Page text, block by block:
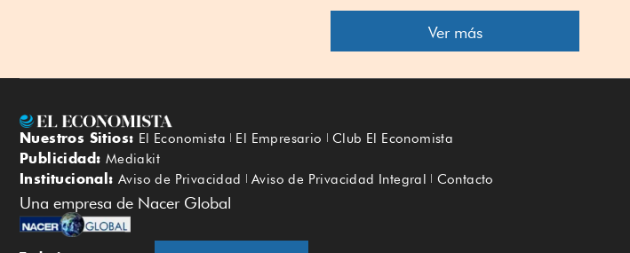
Ver más
Nuestros Sitios: El Economista El Empresario Club El Economista
Publicidad: Mediakit
Institucional: Aviso de Privacidad Aviso de Privacidad Integral Contacto
Una empresa de Nacer Global